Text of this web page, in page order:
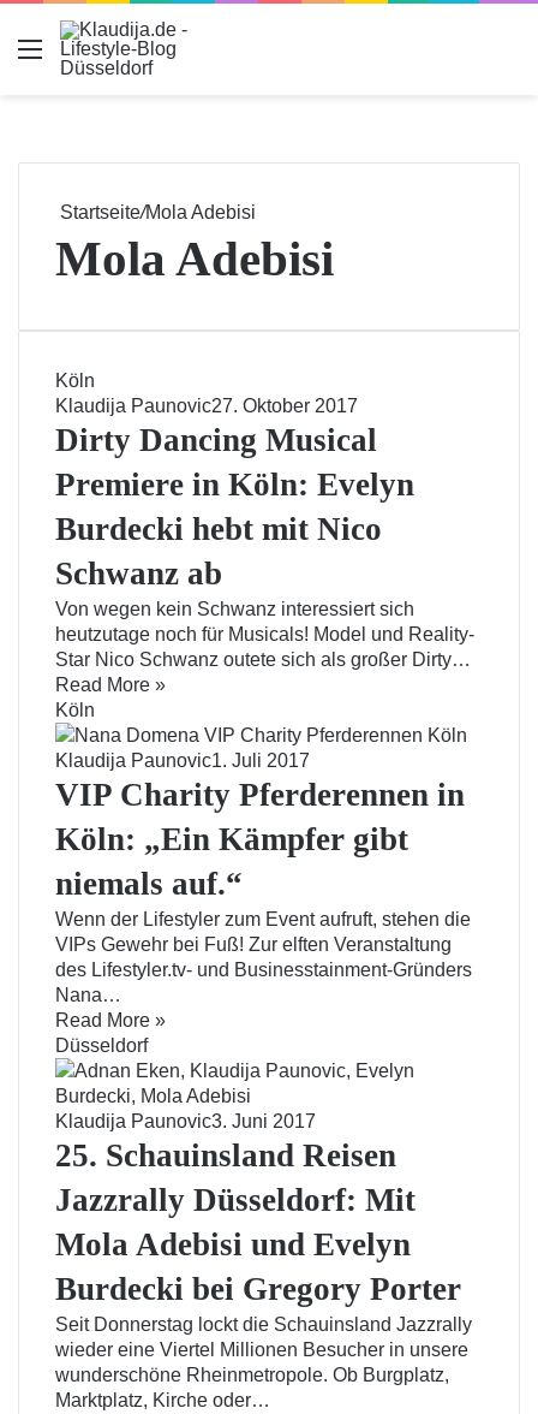
Menu
Startseite/Mola Adebisi
Mola Adebisi
Köln
Klaudija Paunovic27. Oktober 2017
Dirty Dancing Musical
Premiere in Köln: Evelyn
Burdecki hebt mit Nico
Schwanz ab
Von wegen kein Schwanz interessiert sich
heutzutage noch für Musicals! Model und Reality-
Star Nico Schwanz outete sich als großer Dirty…
Read More »
Köln
Klaudija Paunovic1. Juli 2017
VIP Charity Pferderennen in
Köln: „Ein Kämpfer gibt
niemals auf.“
Wenn der Lifestyler zum Event aufruft, stehen die
VIPs Gewehr bei Fuß! Zur elften Veranstaltung
des Lifestyler.tv- und Businesstainment-Gründers
Nana…
Read More »
Düsseldorf
Klaudija Paunovic3. Juni 2017
25. Schauinsland Reisen
Jazzrally Düsseldorf: Mit
Mola Adebisi und Evelyn
Burdecki bei Gregory Porter
Seit Donnerstag lockt die Schauinsland Jazzrally
wieder eine Viertel Millionen Besucher in unsere
wunderschöne Rheinmetropole. Ob Burgplatz,
Marktplatz, Kirche oder…